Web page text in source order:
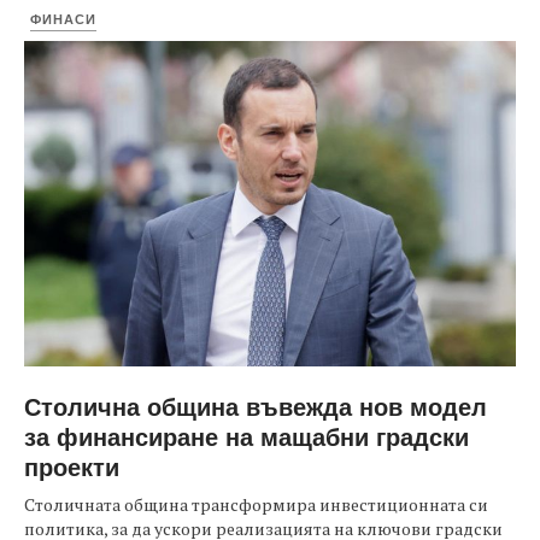
ФИНАСИ
Столична община въвежда нов модел
за финансиране на мащабни градски
проекти
Столичната община трансформира инвестиционната си
политика, за да ускори реализацията на ключови градски